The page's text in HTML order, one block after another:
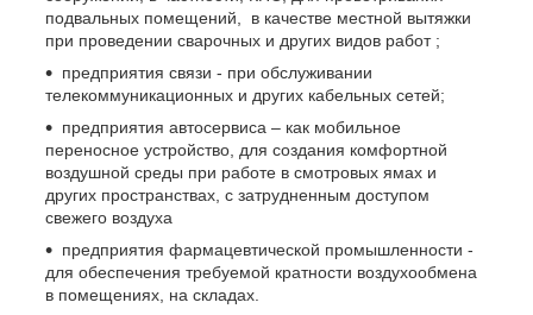
подвальных помещений, в качестве местной вытяжки
при проведении сварочных и других видов работ ;
предприятия связи - при обслуживании
телекоммуникационных и других кабельных сетей;
предприятия автосервиса – как мобильное
переносное устройство, для создания комфортной
воздушной среды при работе в смотровых ямах и
других пространствах, с затрудненным доступом
свежего воздуха
предприятия фармацевтической промышленности -
для обеспечения требуемой кратности воздухообмена
в помещениях, на складах.